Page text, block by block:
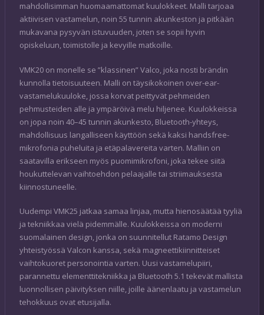
mahdollisimman huomaamattomat kuulokkeet. Malli tarjoaa
aktiivisen vastamelun, noin 55 tunnin akunkeston ja pitkään
mukavana pysyvän istuvuuden, joten se sopii hyvin
opiskeluun, toimistolle ja kevyille matkoille.
VMK20 on monelle se ”klassinen” Valco, joka nosti brändin
kunnolla tietoisuuteen. Malli on täysikokoinen over-ear-
vastamelukuuloke, jossa korvat peittyvät pehmeiden
pehmusteiden alle ja ympäröivä melu hiljenee. Kuulokkeissa
on jopa noin 40–45 tunnin akunkesto, Bluetooth-yhteys,
mahdollisuus langalliseen käyttöön sekä kaksi handsfree-
mikrofonia puheluita ja etäpalavereita varten. Malliin on
saatavilla erikseen myös puomimikrofoni, joka tekee siitä
houkuttelevan vaihtoehdon pelaajalle tai striimauksesta
kiinnostuneelle.
Uudempi VMK25 jatkaa samaa linjaa, mutta hienosäätää tyyliä
ja tekniikkaa vielä pidemmälle. Kuulokkeissa on moderni
suomalainen design, jonka on suunnitellut Ratamo Design
yhteistyössä Valcon kanssa, sekä magneettikiinnitteiset
vaihtokuoret personointia varten. Uusi vastamelupiiri,
parannettu elementtitekniikka ja Bluetooth 5.1 tekevät mallista
luonnollisen päivityksen niille, joille äänenlaatu ja vastamelun
tehokkuus ovat etusijalla.